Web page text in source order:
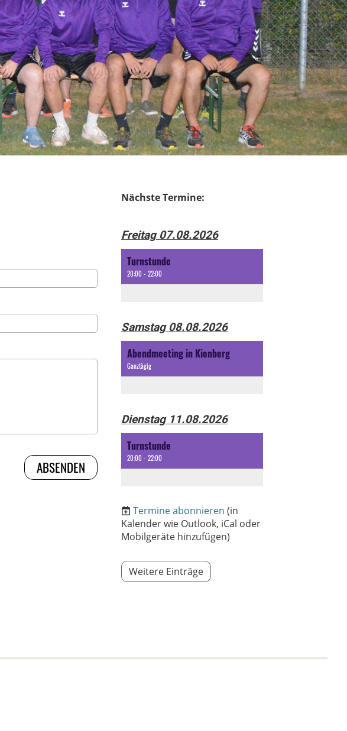
Nächste Termine:
Freitag 07.08.2026
Turnstunde
20:00 - 22:00
Samstag 08.08.2026
Abendmeeting in Kienberg
Ganztägig
Dienstag 11.08.2026
Turnstunde
20:00 - 22:00
Termine abonnieren (in
Kalender wie Outlook, iCal oder
Mobilgeräte hinzufügen)
Weitere Einträge